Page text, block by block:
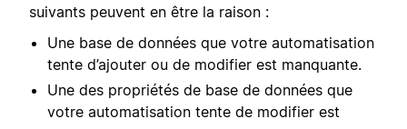
suivants peuvent en être la raison :
Une base de données que votre automatisation
tente d’ajouter ou de modifier est manquante.
Une des propriétés de base de données que
votre automatisation tente de modifier est